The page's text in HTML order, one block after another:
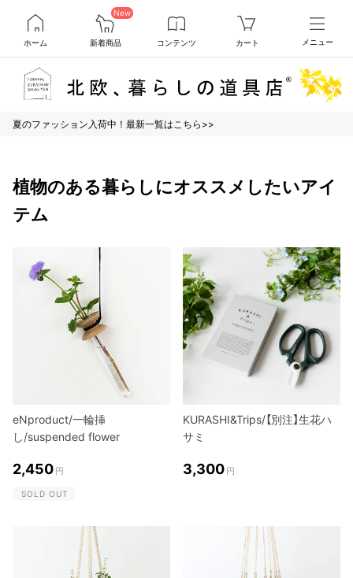
ホーム
New
新着商品 コンテンツ カート メニュー
夏のファッション入荷中！最新一覧はこちら>>
植物のある暮らしにオススメしたいアイ
テム
eNproduct/一輪挿
し/suspended flower
2,450 円
SOLD OUT
KURASHI&Trips/【別注】生花ハ
サミ
3,300 円